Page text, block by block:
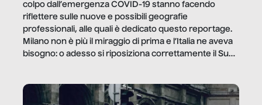
colpo dall’emergenza COVID-19 stanno facendo
riflettere sulle nuove e possibili geografie
professionali, alle quali è dedicato questo reportage.
Milano non è più il miraggio di prima e l’Italia ne aveva
bisogno: o adesso si riposiziona correttamente il Sud